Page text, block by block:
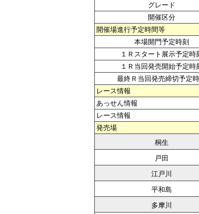
グレード
開催区分
開催場進行予定時間等
本場開門予定時刻
１Ｒスタート展示予定時
１Ｒ当回発売開始予定時
最終Ｒ当回発売締切予定
レース情報
あっせん情報
レース情報
発売場
桐生
戸田
江戸川
平和島
多摩川